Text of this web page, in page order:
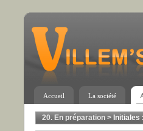
Accueil La société
20. En préparation > Initiales